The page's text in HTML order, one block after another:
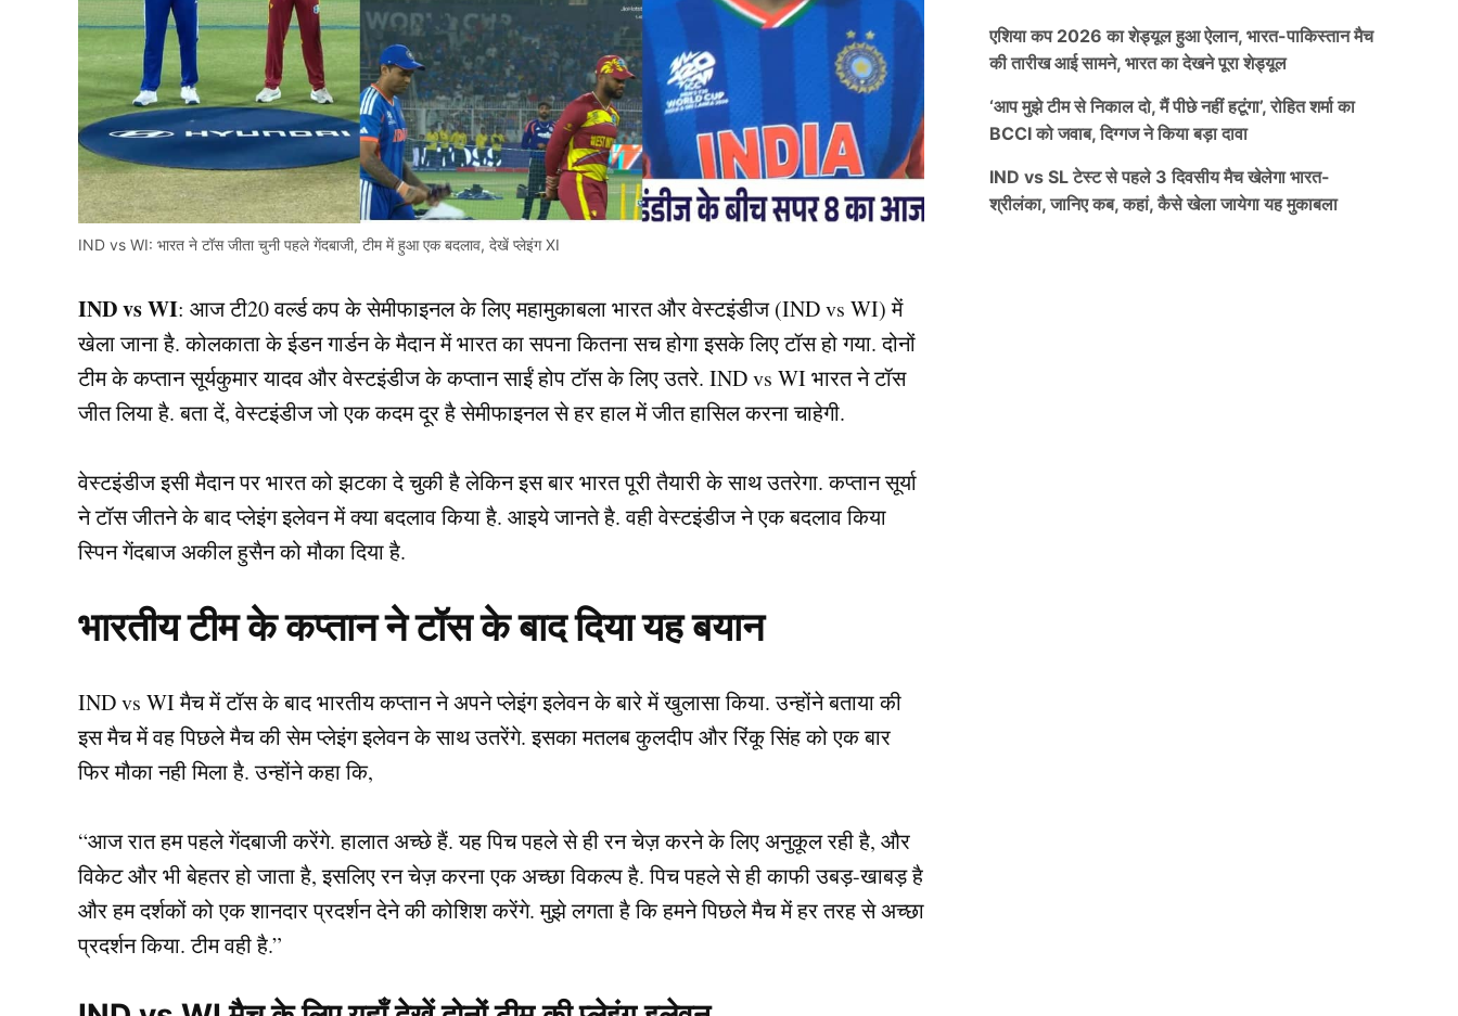
IND vs WI: भारत ने टॉस जीता चुनी पहले गेंदबाजी, टीम में हुआ एक बदलाव, देखें प्लेइंग XI
IND vs WI: आज टी20 वर्ल्ड कप के सेमीफाइनल के लिए महामुकाबला भारत और वेस्टइंडीज (IND vs WI) में
खेला जाना है. कोलकाता के ईडन गार्डन के मैदान में भारत का सपना कितना सच होगा इसके लिए टॉस हो गया. दोनों
टीम के कप्तान सूर्यकुमार यादव और वेस्टइंडीज के कप्तान साईं होप टॉस के लिए उतरे. IND vs WI भारत ने टॉस
जीत लिया है. बता दें, वेस्टइंडीज जो एक कदम दूर है सेमीफाइनल से हर हाल में जीत हासिल करना चाहेगी.
वेस्टइंडीज इसी मैदान पर भारत को झटका दे चुकी है लेकिन इस बार भारत पूरी तैयारी के साथ उतरेगा. कप्तान सूर्या
ने टॉस जीतने के बाद प्लेइंग इलेवन में क्या बदलाव किया है. आइये जानते है. वही वेस्टइंडीज ने एक बदलाव किया
स्पिन गेंदबाज अकील हुसैन को मौका दिया है.
भारतीय टीम के कप्तान ने टॉस के बाद दिया यह बयान
IND vs WI मैच में टॉस के बाद भारतीय कप्तान ने अपने प्लेइंग इलेवन के बारे में खुलासा किया. उन्होंने बताया की
इस मैच में वह पिछले मैच की सेम प्लेइंग इलेवन के साथ उतरेंगे. इसका मतलब कुलदीप और रिंकू सिंह को एक बार
फिर मौका नही मिला है. उन्होंने कहा कि,
“आज रात हम पहले गेंदबाजी करेंगे. हालात अच्छे हैं. यह पिच पहले से ही रन चेज़ करने के लिए अनुकूल रही है, और
विकेट और भी बेहतर हो जाता है, इसलिए रन चेज़ करना एक अच्छा विकल्प है. पिच पहले से ही काफी उबड़-खाबड़ है
और हम दर्शकों को एक शानदार प्रदर्शन देने की कोशिश करेंगे. मुझे लगता है कि हमने पिछले मैच में हर तरह से अच्छा
प्रदर्शन किया. टीम वही है.”
एशिया कप 2026 का शेड्यूल हुआ ऐलान, भारत-पाकिस्तान मैच
की तारीख आई सामने, भारत का देखने पूरा शेड्यूल
‘आप मुझे टीम से निकाल दो, मैं पीछे नहीं हटूंगा’, रोहित शर्मा का
BCCI को जवाब, दिग्गज ने किया बड़ा दावा
IND vs SL टेस्ट से पहले 3 दिवसीय मैच खेलेगा भारत-
श्रीलंका, जानिए कब, कहां, कैसे खेला जायेगा यह मुकाबला